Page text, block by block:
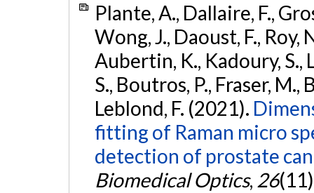
Plante, A., Dallaire, F.,
Wong, J., Daoust, F., Roy,
Aubertin, K., Kadoury, S.,
S., Boutros, P., Fraser, M.,
Leblond, F. (2021).
fitting of Raman micro
detection of prostate
Biomedical Optics, 26